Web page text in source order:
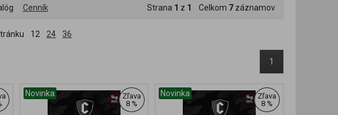
Cenník Strana 1 z 1 Celkom 7 záznamov
12 24 36
1
Novinka
Zľava
8 %
Novinka
Zľava
8 %